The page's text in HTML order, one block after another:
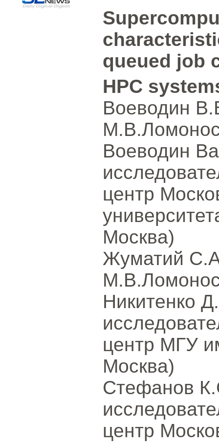
queued job
HPC
Воеводин
Воеводин
центр
Москва)
Жуматий
Никитенко
центр МГУ
Москва)
Стефанов
центр